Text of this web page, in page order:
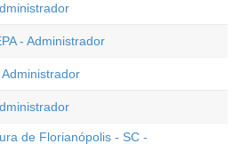
- Administrador
de Florianópolis - SC -